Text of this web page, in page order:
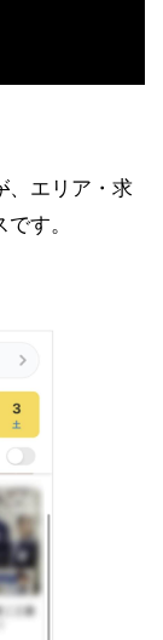
、エリア・求
す。